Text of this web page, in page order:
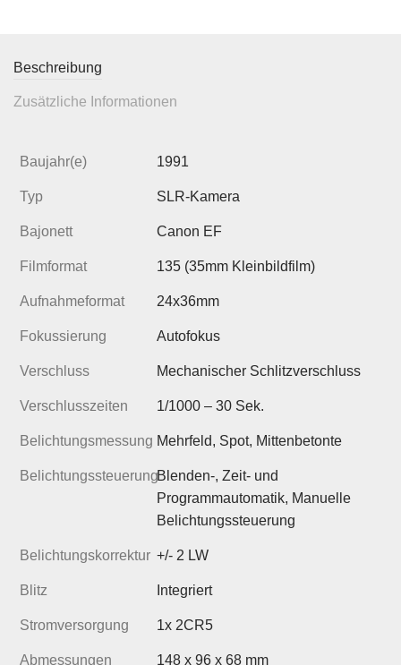
Beschreibung
Zusätzliche Informationen
Baujahr(e) 1991
Typ SLR-Kamera
Bajonett Canon EF
Filmformat 135 (35mm Kleinbildfilm)
Aufnahmeformat 24x36mm
Fokussierung Autofokus
Verschluss Mechanischer Schlitzverschluss
Verschlusszeiten 1/1000 – 30 Sek.
Belichtungsmessung Mehrfeld, Spot, Mittenbetonte
BelichtungssteuerungBlenden-, Zeit- und
Programmautomatik, Manuelle
Belichtungssteuerung
Belichtungskorrektur +/- 2 LW
Blitz Integriert
Stromversorgung 1x 2CR5
Abmessungen 148 x 96 x 68 mm